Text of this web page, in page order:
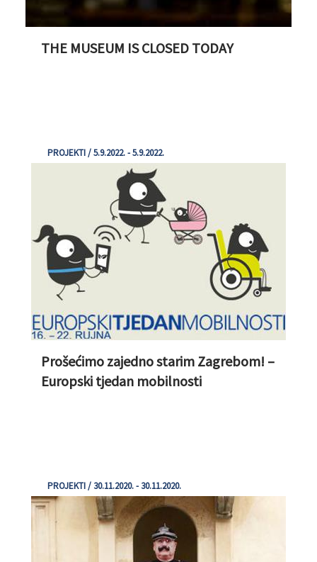
THE MUSEUM IS CLOSED TODAY
PROJEKTI / 5.9.2022. - 5.9.2022.
Prošećimo zajedno starim Zagrebom! –
Europski tjedan mobilnosti
PROJEKTI / 30.11.2020. - 30.11.2020.